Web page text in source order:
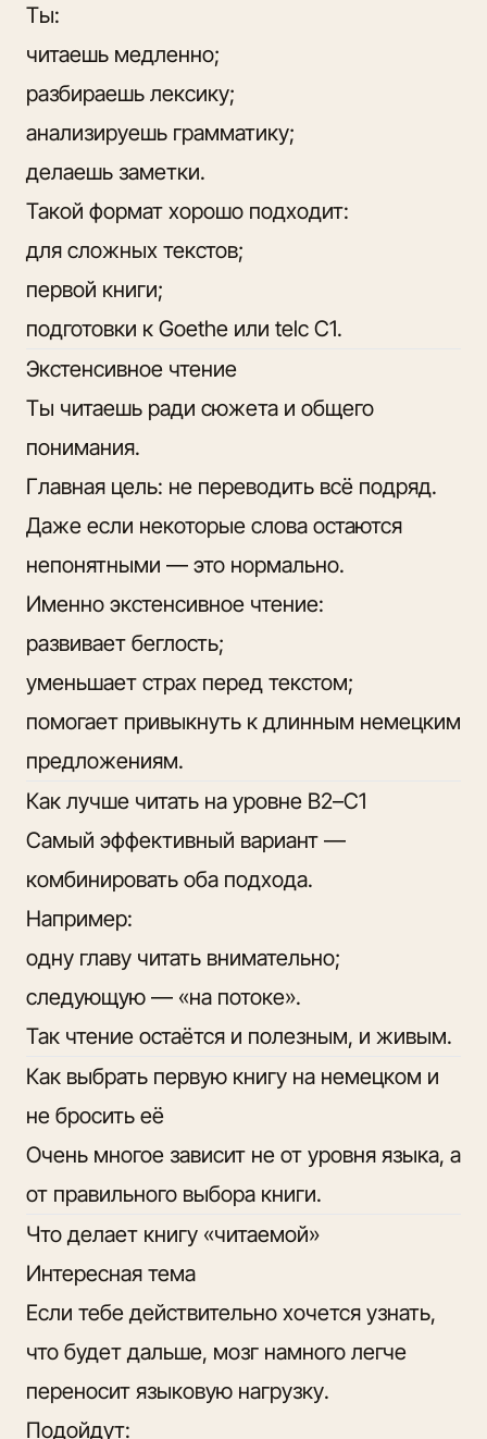
Ты:
читаешь медленно;
разбираешь лексику;
анализируешь грамматику;
делаешь заметки.
Такой формат хорошо подходит:
для сложных текстов;
первой книги;
подготовки к Goethe или telc C1.
Экстенсивное чтение
Ты читаешь ради сюжета и общего
понимания.
Главная цель: не переводить всё подряд.
Даже если некоторые слова остаются
непонятными — это нормально.
Именно экстенсивное чтение:
развивает беглость;
уменьшает страх перед текстом;
помогает привыкнуть к длинным немецким
предложениям.
Как лучше читать на уровне B2–C1
Самый эффективный вариант —
комбинировать оба подхода.
Например:
одну главу читать внимательно;
следующую — «на потоке».
Так чтение остаётся и полезным, и живым.
Как выбрать первую книгу на немецком и
не бросить её
Очень многое зависит не от уровня языка, а
от правильного выбора книги.
Что делает книгу «читаемой»
Интересная тема
Если тебе действительно хочется узнать,
что будет дальше, мозг намного легче
переносит языковую нагрузку.
Подойдут: